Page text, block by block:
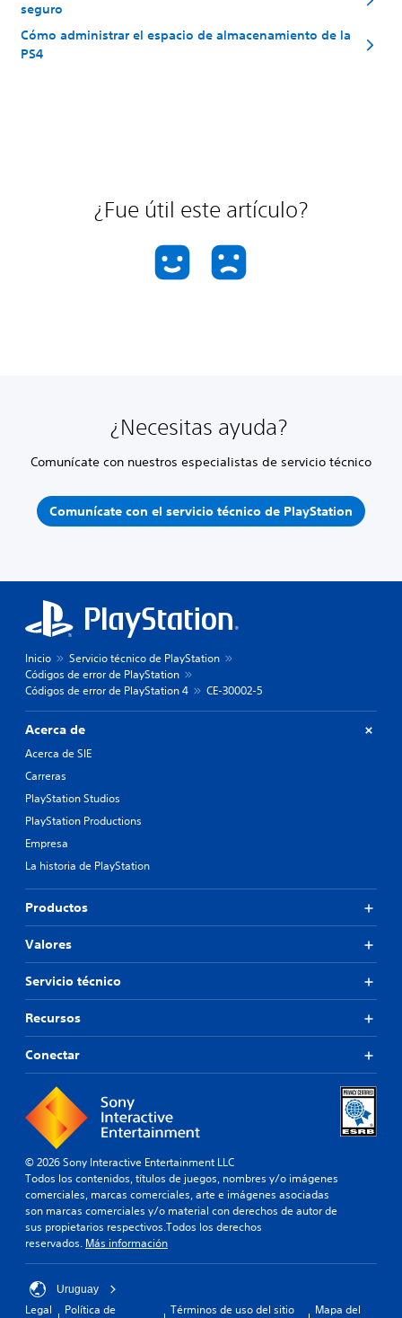
seguro
Cómo administrar el espacio de almacenamiento de la
PS4
¿Fue útil este artículo?
¿Necesitas ayuda?
Comunícate con nuestros especialistas de servicio técnico
Comunícate con el servicio técnico de PlayStation
Inicio
Servicio técnico de PlayStation
Códigos de error de PlayStation
Códigos de error de PlayStation 4
CE-30002-5
Acerca de
Acerca de SIE
Carreras
PlayStation Studios
PlayStation Productions
Empresa
La historia de PlayStation
Productos
Valores
Servicio técnico
Recursos
Conectar
© 2026 Sony Interactive Entertainment LLC
Todos los contenidos, títulos de juegos, nombres y/o imágenes
comerciales, marcas comerciales, arte e imágenes asociadas
son marcas comerciales y/o material con derechos de autor de
sus propietarios respectivos.Todos los derechos
reservados. Más información
Uruguay
Legal Política de Términos de uso del sitio Mapa del